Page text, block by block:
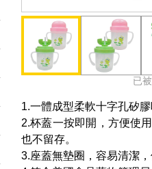
已
1.一體成型柔軟十字孔矽
2.杯蓋一按即開，方便使
也不留存。
3.座蓋無墊圈，容易清潔，